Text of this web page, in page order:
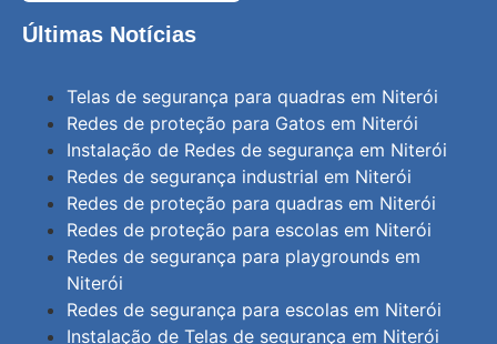
Últimas Notícias
Telas de segurança para quadras em Niterói
Redes de proteção para Gatos em Niterói
Instalação de Redes de segurança em Niterói
Redes de segurança industrial em Niterói
Redes de proteção para quadras em Niterói
Redes de proteção para escolas em Niterói
Redes de segurança para playgrounds em
Niterói
Redes de segurança para escolas em Niterói
Instalação de Telas de segurança em Niterói